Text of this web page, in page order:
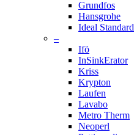
Grundfos
Hansgrohe
Ideal Standard
–
Ifö
InSinkErator
Kriss
Krypton
Laufen
Lavabo
Metro Therm
Neoperl